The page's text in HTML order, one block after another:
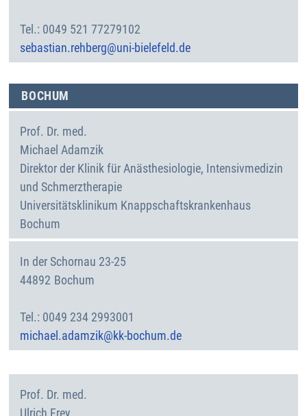
0049 521 77279102
sebastian.rehberg@uni-bielefeld.de
BOCHUM
Prof. Dr. med.
Michael Adamzik
Direktor der Klinik für Anästhesiologie, Intensivmedizin
und Schmerztherapie
Universitätsklinikum Knappschaftskrankenhaus
Bochum
In der Schornau 23-25
44892 Bochum
0049 234 2993001
michael.adamzik@kk-bochum.de
Prof. Dr. med.
Ulrich Frey